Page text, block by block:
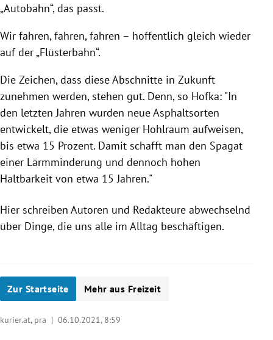
„Autobahn“, das passt.
Wir fahren, fahren, fahren – hoffentlich gleich wieder
auf der „Flüsterbahn“.
Die Zeichen, dass diese Abschnitte in Zukunft
zunehmen werden, stehen gut. Denn, so Hofka: "In
den letzten Jahren wurden neue Asphaltsorten
entwickelt, die etwas weniger Hohlraum aufweisen,
bis etwa 15 Prozent. Damit schafft man den Spagat
einer Lärmminderung und dennoch hohen
Haltbarkeit von etwa 15 Jahren."
Hier schreiben Autoren und Redakteure abwechselnd
über Dinge, die uns alle im Alltag beschäftigen.
Zur Startseite Mehr aus Freizeit
kurier.at, pra | 06.10.2021, 8:59